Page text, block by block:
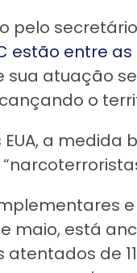
pelo
estão entre
sua atuação
o
a medida
maio, está
atentados de